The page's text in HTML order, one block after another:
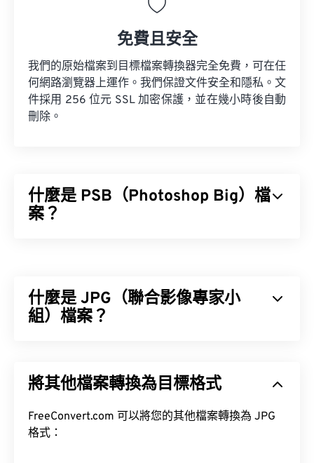
免費且安全
我們的原始檔案到目標檔案轉換器完全免費，可在任
何網路瀏覽器上運作。我們保證文件安全和隱私。文
件採用 256 位元 SSL 加密保護，並在幾小時後自動
刪除。
什麼是 PSB（Photoshop Big）檔
案？
格式。此外，PSB 檔案最多可包含 30 萬像素，而
PSD 檔案則限制為 3 萬像素。 PSB 支援與 PSD 相
如何開啟 PSB 檔案？
Adobe Photoshop 是開啟 PSB 檔案的主要程式。它
也是將 PSB 檔案轉換為其他檔案格式（例如 GIF、
什麼是 JPG（聯合影像專家小
組）檔案？
廣泛使用，是因為它具有極高的壓縮率。因此，JPG
上使用。
將其他檔案轉換為目標格式
FreeConvert.com 可以將您的其他檔案轉換為 JPG
格式：